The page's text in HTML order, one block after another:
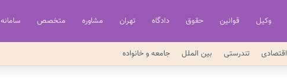
وکیل قوانین حقوق دادگاه تهران مشاوره متخصص سامانه
اقتصادی تندرستی بین الملل جامعه و خانواده